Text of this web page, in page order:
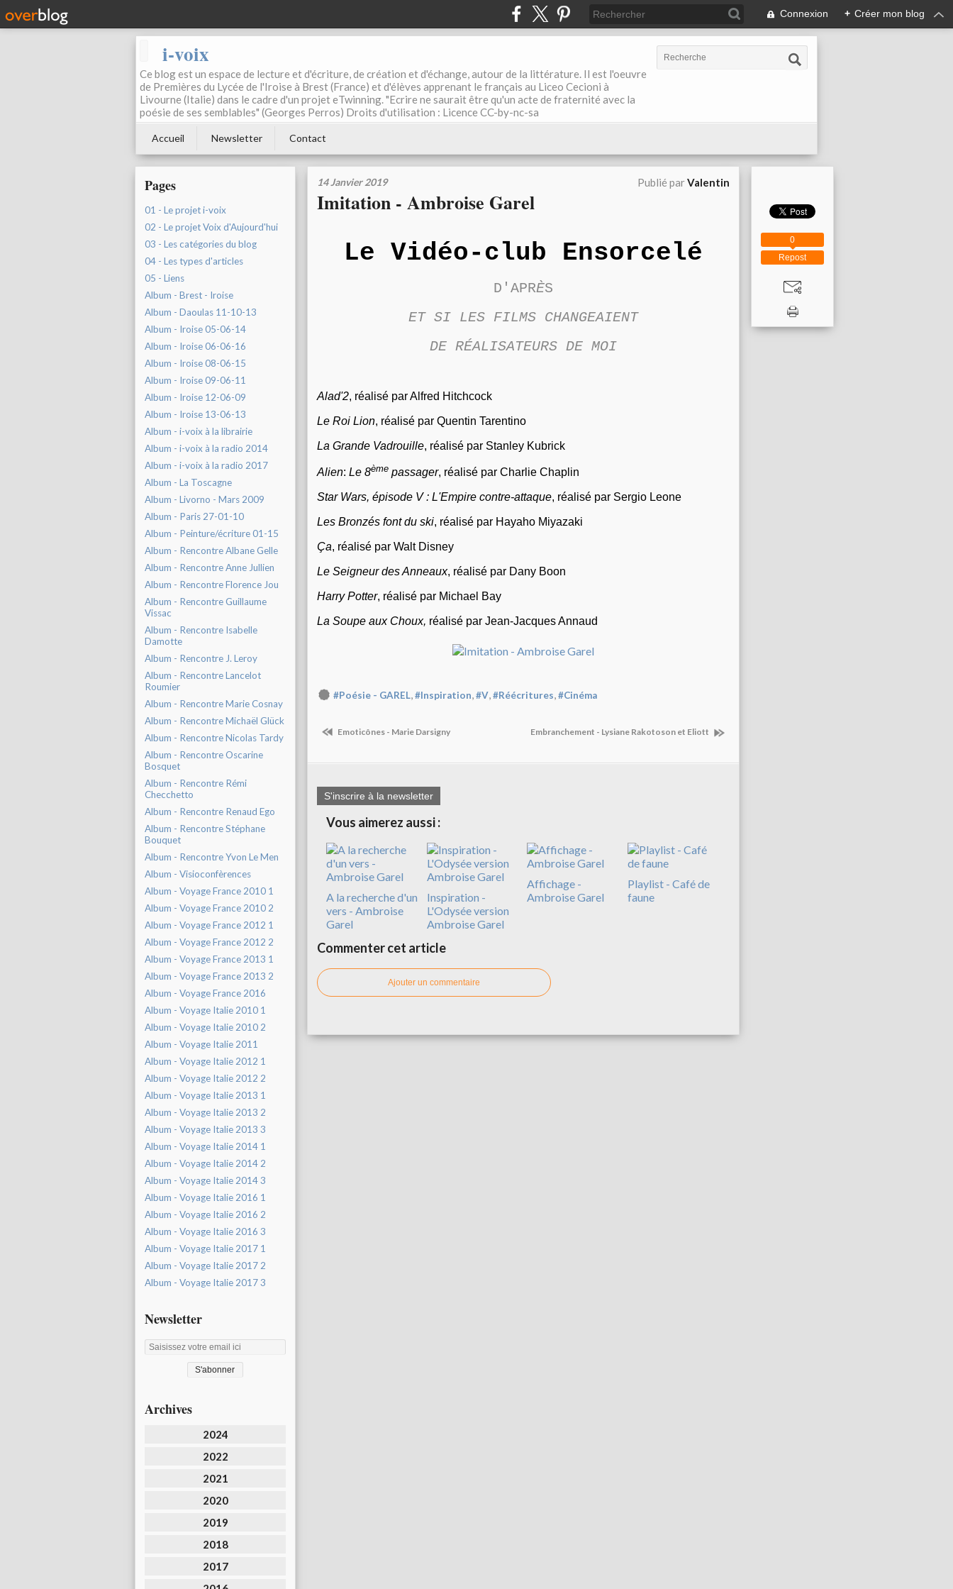
Connexion + Créer mon blog
i-voix
Ce blog est un espace de lecture et d'écriture, de création et d'échange, autour de la littérature. Il est l'oeuvre
de Premières du Lycée de l'Iroise à Brest (France) et d'élèves apprenant le français au Liceo Cecioni à
Livourne (Italie) dans le cadre d'un projet eTwinning. "Ecrire ne saurait être qu'un acte de fraternité avec la
poésie de ses semblables" (Georges Perros) Droits d'utilisation : Licence CC-by-nc-sa
Accueil Newsletter Contact
Pages
01 - Le projet i-voix
02 - Le projet Voix d'Aujourd'hui
03 - Les catégories du blog
04 - Les types d'articles
05 - Liens
Album - Brest - Iroise
Album - Daoulas 11-10-13
Album - Iroise 05-06-14
Album - Iroise 06-06-16
Album - Iroise 08-06-15
Album - Iroise 09-06-11
Album - Iroise 12-06-09
Album - Iroise 13-06-13
Album - i-voix à la librairie
Album - i-voix à la radio 2014
Album - i-voix à la radio 2017
Album - La Toscagne
Album - Livorno - Mars 2009
Album - Paris 27-01-10
Album - Peinture/écriture 01-15
Album - Rencontre Albane Gelle
Album - Rencontre Anne Jullien
Album - Rencontre Florence Jou
Album - Rencontre Guillaume
Vissac
Album - Rencontre Isabelle
Damotte
Album - Rencontre J. Leroy
Album - Rencontre Lancelot
Roumier
Album - Rencontre Marie Cosnay
Album - Rencontre Michaël Glück
Album - Rencontre Nicolas Tardy
Album - Rencontre Oscarine
Bosquet
Album - Rencontre Rémi
Checchetto
Album - Rencontre Renaud Ego
Album - Rencontre Stéphane
Bouquet
Album - Rencontre Yvon Le Men
Album - Visioconfèrences
Album - Voyage France 2010 1
Album - Voyage France 2010 2
Album - Voyage France 2012 1
Album - Voyage France 2012 2
Album - Voyage France 2013 1
Album - Voyage France 2013 2
Album - Voyage France 2016
Album - Voyage Italie 2010 1
Album - Voyage Italie 2010 2
Album - Voyage Italie 2011
Album - Voyage Italie 2012 1
Album - Voyage Italie 2012 2
Album - Voyage Italie 2013 1
Album - Voyage Italie 2013 2
Album - Voyage Italie 2013 3
Album - Voyage Italie 2014 1
Album - Voyage Italie 2014 2
Album - Voyage Italie 2014 3
Album - Voyage Italie 2016 1
Album - Voyage Italie 2016 2
Album - Voyage Italie 2016 3
Album - Voyage Italie 2017 1
Album - Voyage Italie 2017 2
Album - Voyage Italie 2017 3
Newsletter
Archives
2024
2022
2021
2020
2019
2018
2017
14 Janvier 2019 Publié parValentin
Imitation - Ambroise Garel
Le Vidéo-club Ensorcelé
D'APRÈS
ET SI LES FILMS CHANGEAIENT
DE RÉALISATEURS DE MOI
Alad'2, réalisé par Alfred Hitchcock
Le Roi Lion, réalisé par Quentin Tarentino
La Grande Vadrouille, réalisé par Stanley Kubrick
Alien: Le 8ème passager, réalisé par Charlie Chaplin
Star Wars, épisode V : L'Empire contre-attaque, réalisé par Sergio Leone
Les Bronzés font du ski, réalisé par Hayaho Miyazaki
Ça, réalisé par Walt Disney
Le Seigneur des Anneaux, réalisé par Dany Boon
Harry Potter, réalisé par Michael Bay
La Soupe aux Choux, réalisé par Jean-Jacques Annaud
#Poésie - GAREL,#Inspiration,#V,#Réécritures,#Cinéma
Emoticônes - Marie Darsigny Embranchement - Lysiane Rakotoson et Eliott
S'inscrire à la newsletter
Vous aimerez aussi :
A la recherche d'un
vers - Ambroise
Garel
Inspiration -
L'Odysée version
Ambroise Garel
Affichage -
Ambroise Garel
Playlist - Café de
faune
Commenter cet article
Ajouter un commentaire
Repost
0